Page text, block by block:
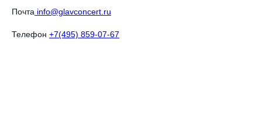
Почта info@glavconcert.ru
Телефон +7(495) 859-07-67